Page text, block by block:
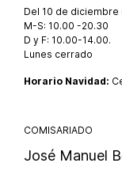
Del 10 de diciembre
M-S: 10.00 -20.30
D y F: 10.00-14.00.
Lunes cerrado
Horario Navidad:
COMISARIADO
José Manuel